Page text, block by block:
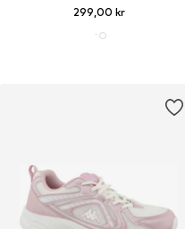
299,00 kr